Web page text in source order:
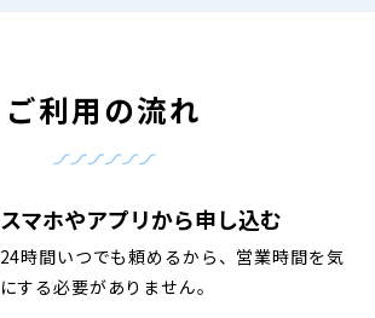
ご利用の流れ
スマホやアプリから申し込む
24時間いつでも頼めるから、営業時間を気
にする必要がありません。